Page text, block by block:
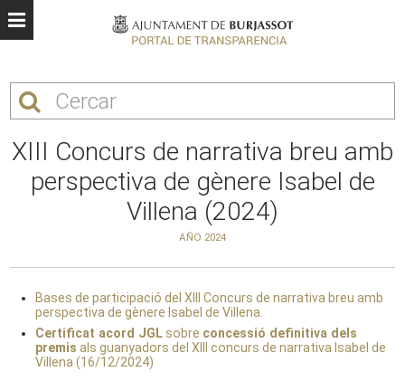
XIII Concurs de narrativa breu amb
perspectiva de gènere Isabel de
Villena (2024)
AÑO 2024
Bases de participació del XIII Concurs de narrativa breu amb
perspectiva de gènere Isabel de Villena.
Certificat acord JGL sobre concessió definitiva dels
premis als guanyadors del XIII concurs de narrativa Isabel de
Villena (16/12/2024)